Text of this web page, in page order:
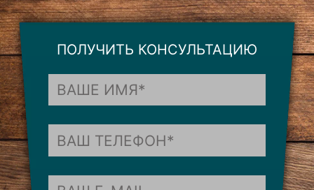
ПОЛУЧИТЬ КОНСУЛЬТАЦИЮ